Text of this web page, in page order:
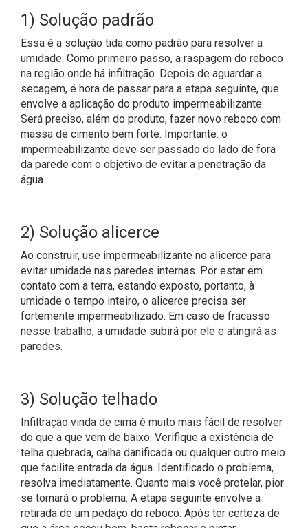
1) Solução padrão
Essa é a solução tida como padrão para resolver a
umidade. Como primeiro passo, a raspagem do reboco
na região onde há infiltração. Depois de aguardar a
secagem, é hora de passar para a etapa seguinte, que
envolve a aplicação do produto impermeabilizante.
Será preciso, além do produto, fazer novo reboco com
massa de cimento bem forte. Importante: o
impermeabilizante deve ser passado do lado de fora
da parede com o objetivo de evitar a penetração da
água.
2) Solução alicerce
Ao construir, use impermeabilizante no alicerce para
evitar umidade nas paredes internas. Por estar em
contato com a terra, estando exposto, portanto, à
umidade o tempo inteiro, o alicerce precisa ser
fortemente impermeabilizado. Em caso de fracasso
nesse trabalho, a umidade subirá por ele e atingirá as
paredes.
3) Solução telhado
Infiltração vinda de cima é muito mais fácil de resolver
do que a que vem de baixo. Verifique a existência de
telha quebrada, calha danificada ou qualquer outro meio
que facilite entrada da água. Identificado o problema,
resolva imediatamente. Quanto mais você protelar, pior
se tornará o problema. A etapa seguinte envolve a
retirada de um pedaço do reboco. Após ter certeza de